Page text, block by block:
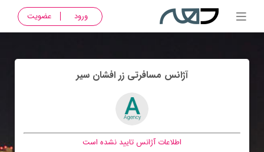
ورود عضویت
آژانس مسافرتی زر افشان سير
اطلاعات آژانس تایید نشده است